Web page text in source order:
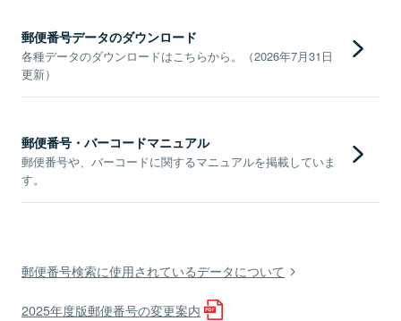
郵便番号データのダウンロード
各種データのダウンロードはこちらから。（2026年7月31日
更新）
郵便番号・バーコードマニュアル
郵便番号や、バーコードに関するマニュアルを掲載していま
す。
郵便番号検索に使用されているデータについて
2025年度版郵便番号の変更案内